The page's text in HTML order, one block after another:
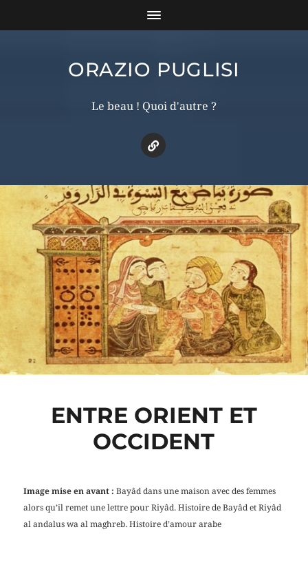
ORAZIO PUGLISI
Le beau ! Quoi d'autre ?
ENTRE ORIENT ET
OCCIDENT
Image mise en avant : Bayâd dans une maison avec des femmes
alors qu’il remet une lettre pour Riyâd. Histoire de Bayâd et Riyâd
al andalus wa al maghreb. Histoire d’amour arabe